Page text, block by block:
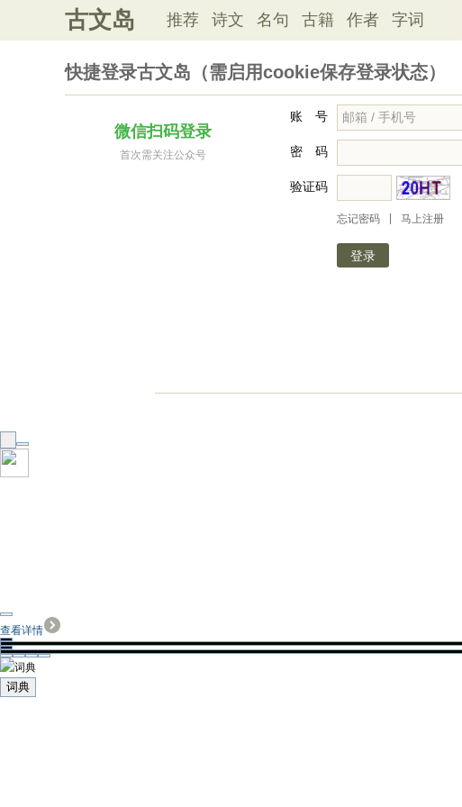
古文岛 推荐 诗文 名句 古籍 作者 字词
快捷登录古文岛（需启用cookie保存登录状态）
微信扫码登录
首次需关注公众号
账 号
密 码
验证码
忘记密码 马上注册
查看详情
词典